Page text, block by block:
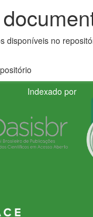
disponíveis no
Indexado por